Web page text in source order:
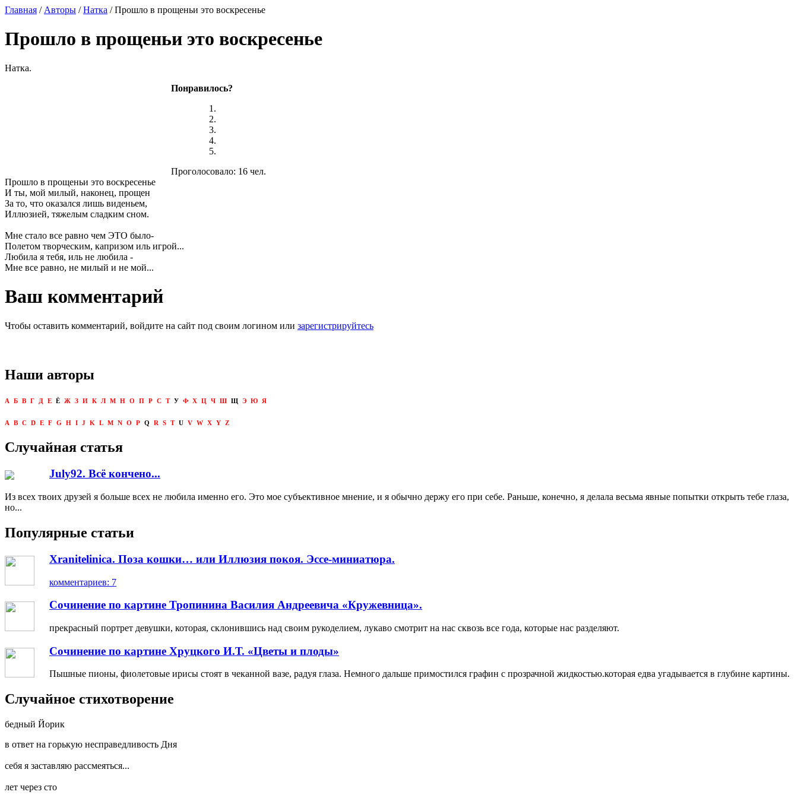
Главная / Авторы /Натка / Прошло в прощеньи это воскресенье
Прошло в прощеньи это воскресенье
Натка.
Понравилось?
Проголосовало: 16 чел.
Прошло в прощеньи это воскресенье
И ты, мой милый, наконец, прощен
За то, что оказался лишь виденьем,
Иллюзией, тяжелым сладким сном.
Мне стало все равно чем ЭТО было-
Полетом творческим, капризом иль игрой...
Любила я тебя, иль не любила -
Мне все равно, не милый и не мой...
Ваш комментарий
Чтобы оставить комментарий, войдите на сайт под своим логином или зарегистрируйтесь
Наши авторы
А Б В Г Д Е Ё Ж З И К Л М Н О П Р С Т У Ф Х Ц Ч Ш Щ Э Ю Я
A B C D E F G H I J K L M N O P Q R S T U V W X Y Z
Случайная статья
July92. Всё кончено...
Из всех твоих друзей я больше всех не любила именно его. Это мое субъективное мнение, и я обычно держу его при себе. Раньше, конечно, я делала весьма явные попытки открыть тебе глаза,
но...
Популярные статьи
Xranitelinica. Поза кошки… или Иллюзия покоя. Эссе-миниатюра.
комментариев: 7
Сочинение по картине Тропинина Василия Андреевича «Кружевница».
прекрасный портрет девушки, которая, склонившись над своим рукоделием, лукаво смотрит на нас сквозь все года, которые нас разделяют.
Сочинение по картине Хруцкого И.Т. «Цветы и плоды»
Пышные пионы, фиолетовые ирисы стоят в чеканной вазе, радуя глаза. Немного дальше примостился графин с прозрачной жидкостью.которая едва угадывается в глубине картины.
Случайное стихотворение
бедный Йорик
в ответ на горькую несправедливость Дня
себя я заставляю рассмеяться...
лет через сто